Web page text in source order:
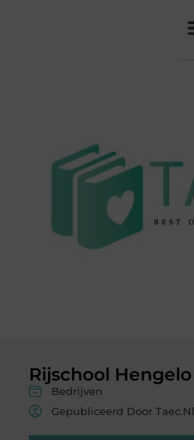
Rijschool Hengelo
Bedrijven
Gepubliceerd Door Taec.nl